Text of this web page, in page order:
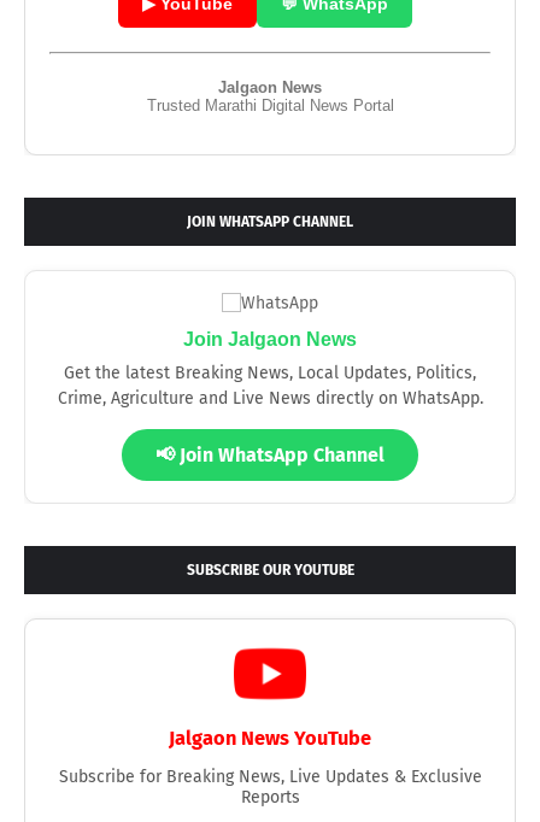
Jalgaon News
Trusted Marathi Digital News Portal
JOIN WHATSAPP CHANNEL
Join Jalgaon News
Get the latest Breaking News, Local Updates, Politics,
Crime, Agriculture and Live News directly on WhatsApp.
📢 Join WhatsApp Channel
SUBSCRIBE OUR YOUTUBE
Jalgaon News YouTube
Subscribe for Breaking News, Live Updates & Exclusive
Reports